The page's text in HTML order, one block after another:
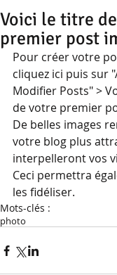
Voici le titre
premier post
Pour créer votre
cliquez ici puis sur
Modifier Posts" >
de votre premier
De belles images
votre blog plus
interpelleront vos
Ceci permettra
les fidéliser.
Mots-clés :
photo